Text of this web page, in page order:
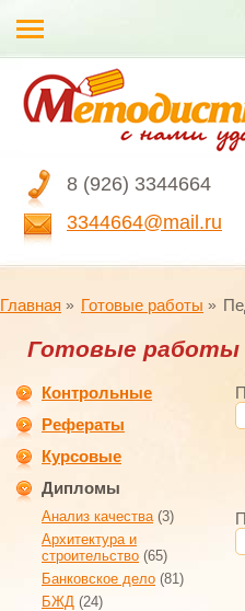
8 (926) 3344664
3344664@mail.ru
Главная Готовые работы
Готовые работы
Контрольные
Рефераты
Курсовые
Дипломы
Анализ качества(3)
Архитектура и
строительство (65)
Банковское дело (81)
БЖД (24)